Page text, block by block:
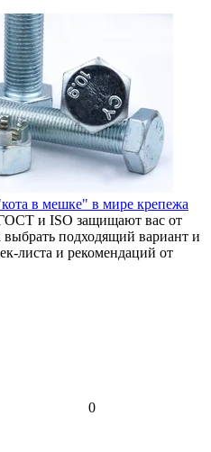
в мешке" в мире крепежа
и ISO защищают вас от
выбрать подходящий вариант и
листа и рекомендаций от
0